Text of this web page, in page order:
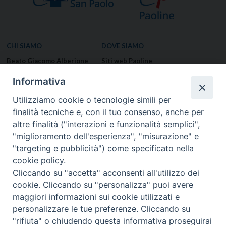
CHI SIAMO
Beato Giacomo Alberione
Venerabile Tecla Merlo
Missione Paolina
Luoghi delle Origini
Governo Generale
Famiglia Paolina
DOVE SIAMO
Siti web Paoline
Notizie dal governo generale
Notizie in breve
RISORSE
Preghiere
Bollettino – PaolineOnline
Foto
Video
I NOSTRI CONTATTI
Contatti
Informativa
Utilizziamo cookie o tecnologie simili per
finalità tecniche e, con il tuo consenso, anche per
altre finalità ("interazioni e funzionalità semplici",
"miglioramento dell'esperienza", "misurazione" e
"targeting e pubblicità") come specificato nella
cookie policy.
Cliccando su "accetta" acconsenti all'utilizzo dei
cookie. Cliccando su "personalizza" puoi avere
maggiori informazioni sui cookie utilizzati e
personalizzare le tue preferenze. Cliccando su
"rifiuta" o chiudendo questa informativa proseguirai